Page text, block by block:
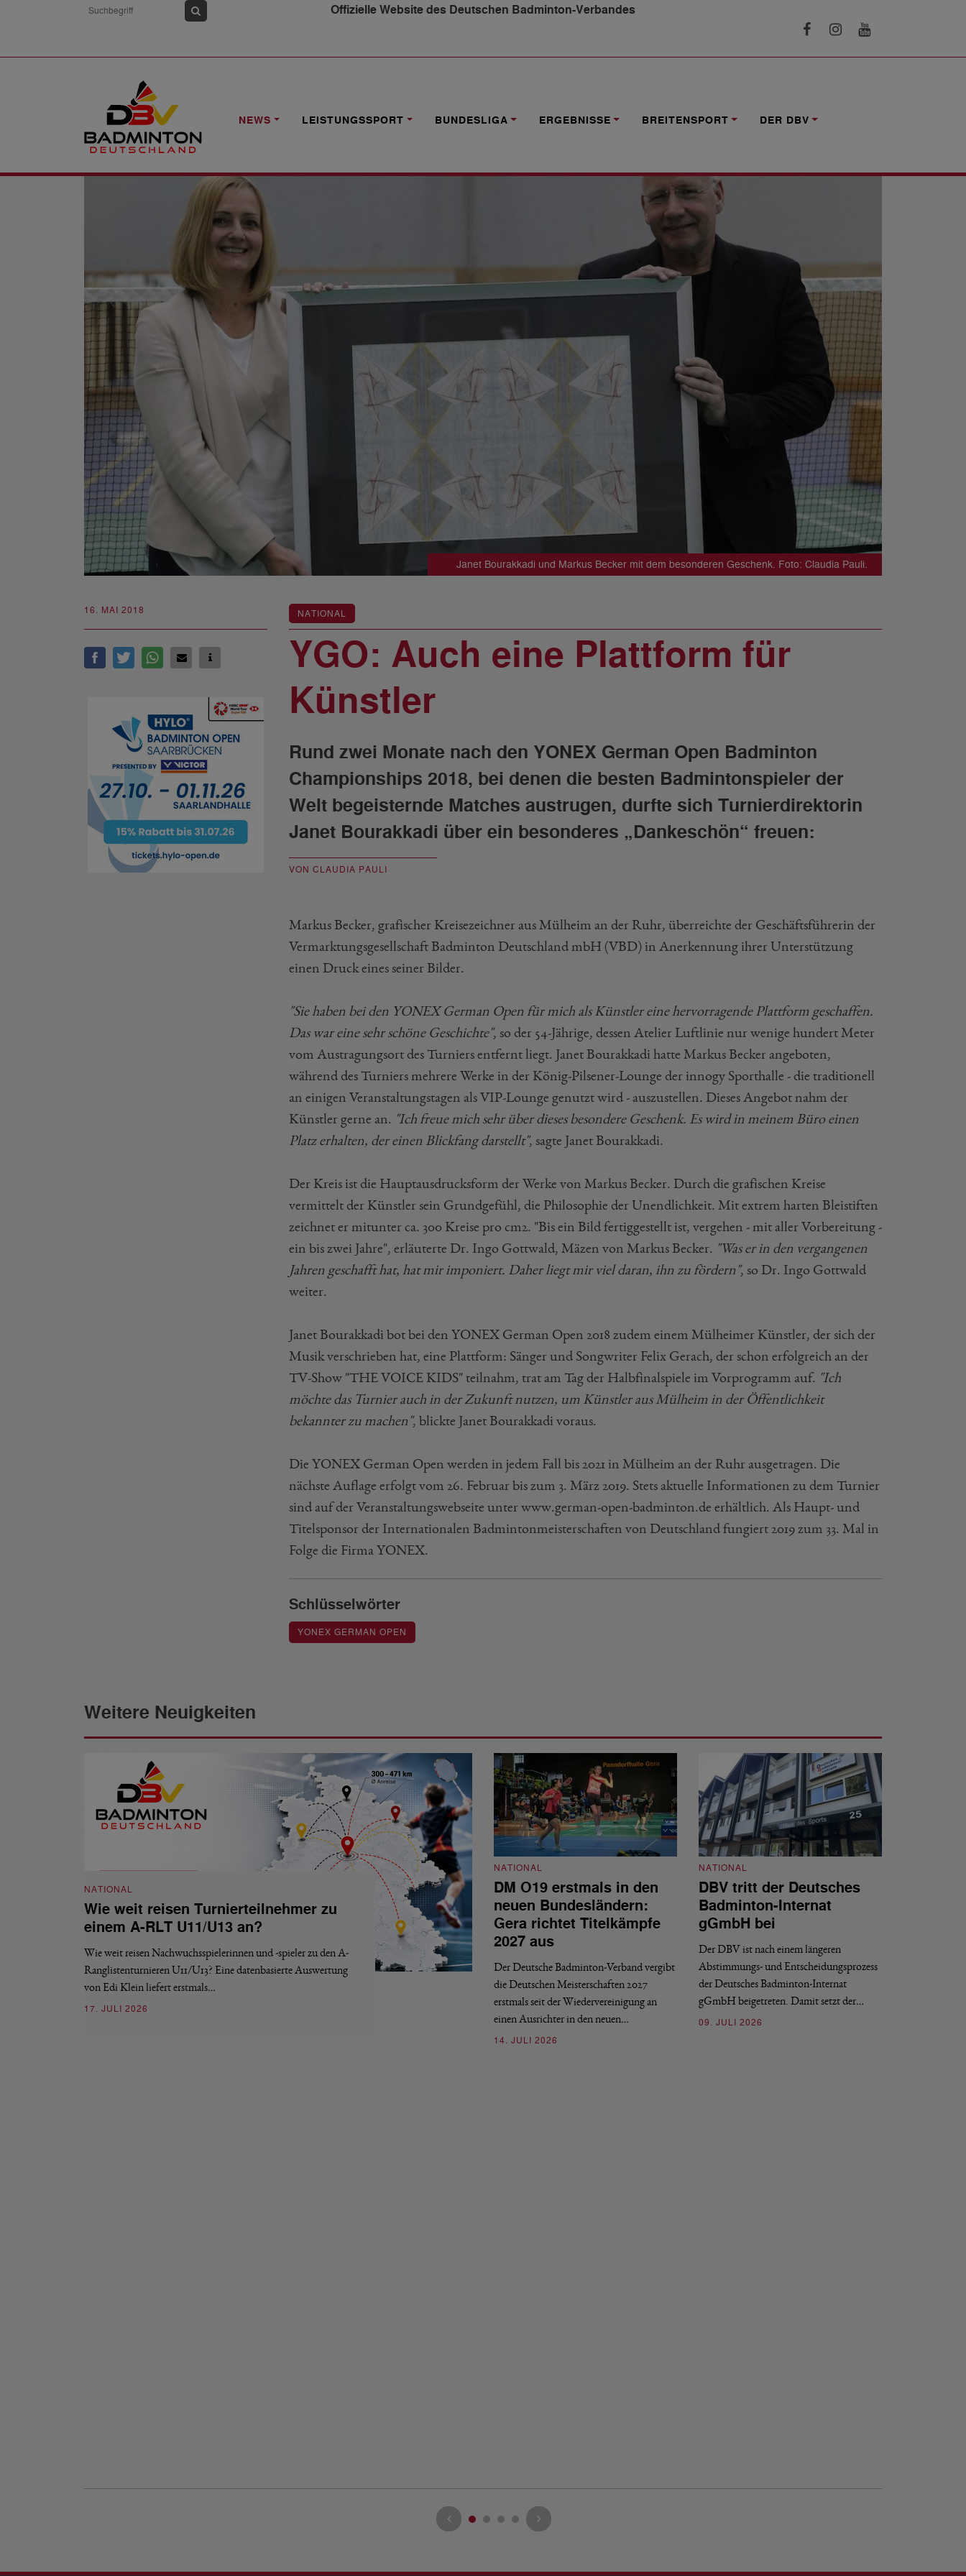
Offizielle Website des Deutschen Badminton-Verbandes
NEWS LEISTUNGSSPORT BUNDESLIGA ERGEBNISSE BREITENSPORT DER DBV
NEWS
Janet Bourakkadi und Markus Becker mit dem besonderen Geschenk. Foto: Claudia Pauli.
16. MAI 2018 NATIONAL
YGO: Auch eine Plattform für
Künstler
Rund zwei Monate nach den YONEX German Open Badminton
Championships 2018, bei denen die besten Badmintonspieler der
Welt begeisternde Matches austrugen, durfte sich Turnierdirektorin
Janet Bourakkadi über ein besonderes „Dankeschön“ freuen:
VON CLAUDIA PAULI
Markus Becker, grafischer Kreisezeichner aus Mülheim an der Ruhr, überreichte der Geschäftsführerin der
Vermarktungsgesellschaft Badminton Deutschland mbH (VBD) in Anerkennung ihrer Unterstützung
einen Druck eines seiner Bilder.
"Sie haben bei den YONEX German Open für mich als Künstler eine hervorragende Plattform geschaffen.
Das war eine sehr schöne Geschichte", so der 54-Jährige, dessen Atelier Luftlinie nur wenige hundert Meter
vom Austragungsort des Turniers entfernt liegt. Janet Bourakkadi hatte Markus Becker angeboten,
während des Turniers mehrere Werke in der König-Pilsener-Lounge der innogy Sporthalle - die traditionell
an einigen Veranstaltungstagen als VIP-Lounge genutzt wird - auszustellen. Dieses Angebot nahm der
Künstler gerne an. "Ich freue mich sehr über dieses besondere Geschenk. Es wird in meinem Büro einen
Platz erhalten, der einen Blickfang darstellt", sagte Janet Bourakkadi.
Der Kreis ist die Hauptausdrucksform der Werke von Markus Becker. Durch die grafischen Kreise
vermittelt der Künstler sein Grundgefühl, die Philosophie der Unendlichkeit. Mit extrem harten Bleistiften
zeichnet er mitunter ca. 300 Kreise pro cm2. "Bis ein Bild fertiggestellt ist, vergehen - mit aller Vorbereitung -
ein bis zwei Jahre", erläuterte Dr. Ingo Gottwald, Mäzen von Markus Becker. "Was er in den vergangenen
Jahren geschafft hat, hat mir imponiert. Daher liegt mir viel daran, ihn zu fördern", so Dr. Ingo Gottwald
weiter.
Janet Bourakkadi bot bei den YONEX German Open 2018 zudem einem Mülheimer Künstler, der sich der
Musik verschrieben hat, eine Plattform: Sänger und Songwriter Felix Gerach, der schon erfolgreich an der
TV-Show "THE VOICE KIDS" teilnahm, trat am Tag der Halbfinalspiele im Vorprogramm auf. "Ich
möchte das Turnier auch in der Zukunft nutzen, um Künstler aus Mülheim in der Öffentlichkeit
bekannter zu machen", blickte Janet Bourakkadi voraus.
Die YONEX German Open werden in jedem Fall bis 2021 in Mülheim an der Ruhr ausgetragen. Die
nächste Auflage erfolgt vom 26. Februar bis zum 3. März 2019. Stets aktuelle Informationen zu dem Turnier
sind auf der Veranstaltungswebseite unter www.german-open-badminton.de erhältlich. Als Haupt- und
Titelsponsor der Internationalen Badmintonmeisterschaften von Deutschland fungiert 2019 zum 33. Mal in
Folge die Firma YONEX.
Schlüsselwörter
YONEX GERMAN OPEN
Weitere Neuigkeiten
NATIONAL
Wie weit reisen Turnierteilnehmer zu
einem A-RLT U11/U13 an?
Wie weit reisen Nachwuchsspielerinnen und -spieler zu den A-
Ranglistenturnieren U11/U13? Eine datenbasierte Auswertung
von Edi Klein liefert erstmals…
17. JULI 2026
NATIONAL
DM O19 erstmals in den
neuen Bundesländern:
Gera richtet Titelkämpfe
2027 aus
Der Deutsche Badminton-Verband vergibt
die Deutschen Meisterschaften 2027
erstmals seit der Wiedervereinigung an
einen Ausrichter in den neuen…
14. JULI 2026
NATIONAL
DBV tritt der Deutsches
Badminton-Internat
gGmbH bei
Der DBV ist nach einem längeren
Abstimmungs- und Entscheidungsprozess
der Deutsches Badminton-Internat
gGmbH beigetreten. Damit setzt der…
09. JULI 2026